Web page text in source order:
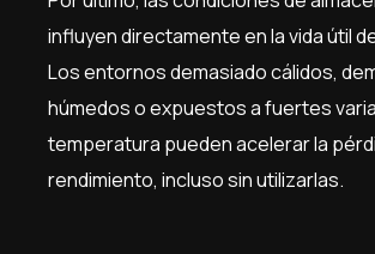
influyen directamente en la vida útil
Los entornos demasiado cálidos,
húmedos o expuestos a fuertes
temperatura pueden acelerar la
rendimiento, incluso sin utilizarlas.